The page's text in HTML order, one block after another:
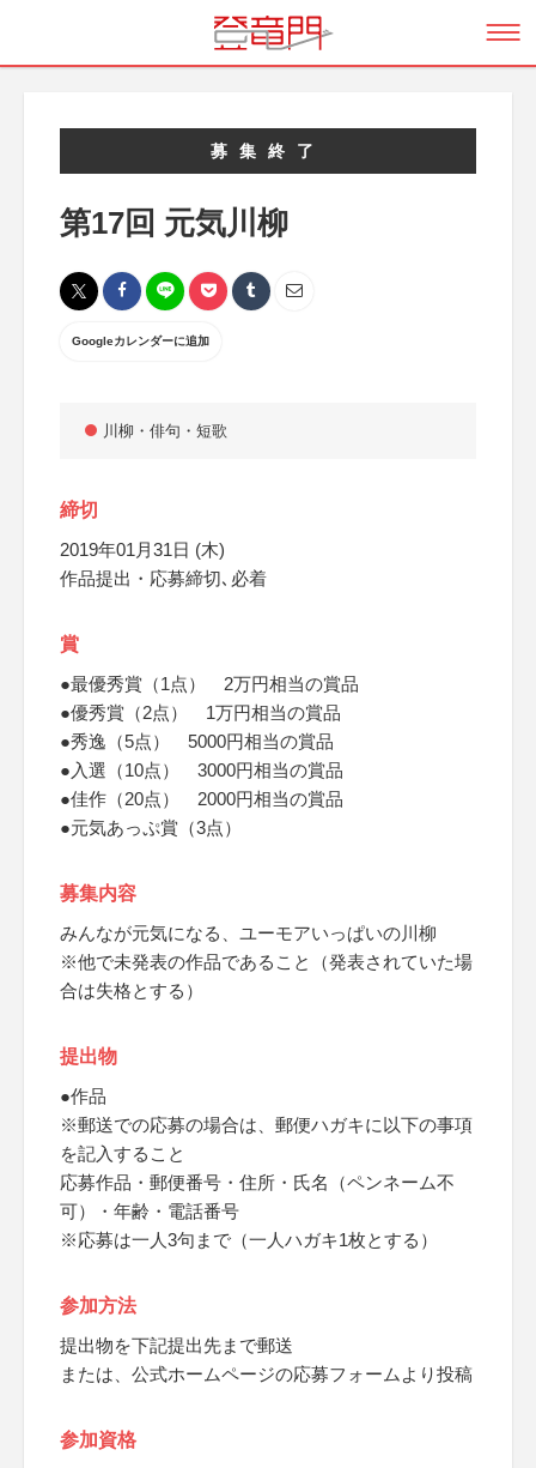
募集終了
第17回 元気川柳
Googleカレンダーに追加
川柳・俳句・短歌
締切
2019年01月31日 (木)
作品提出・応募締切､必着
賞
●最優秀賞（1点） 2万円相当の賞品
●優秀賞（2点） 1万円相当の賞品
●秀逸（5点） 5000円相当の賞品
●入選（10点） 3000円相当の賞品
●佳作（20点） 2000円相当の賞品
●元気あっぷ賞（3点）
募集内容
みんなが元気になる、ユーモアいっぱいの川柳
※他で未発表の作品であること（発表されていた場
合は失格とする）
提出物
●作品
※郵送での応募の場合は、郵便ハガキに以下の事項
を記入すること
応募作品・郵便番号・住所・氏名（ペンネーム不
可）・年齢・電話番号
※応募は一人3句まで（一人ハガキ1枚とする）
参加方法
提出物を下記提出先まで郵送
または、公式ホームページの応募フォームより投稿
参加資格